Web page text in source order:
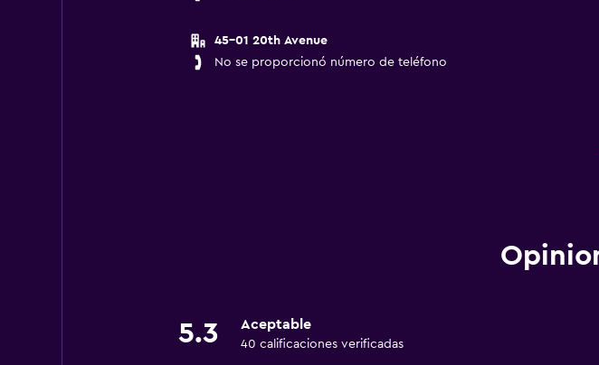
45-01 20th Avenue
No se proporcionó número de teléfono
5.3 Aceptable
40 calificaciones verificadas